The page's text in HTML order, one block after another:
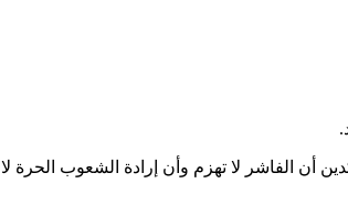
أن الفاشر لا تهزم وأن إرادة الشعوب الحرة لا